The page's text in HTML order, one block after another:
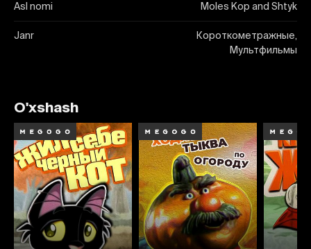
Asl nomi Moles Kop and Shtyk
Janr
Короткометражные,
Мультфильмы
O'xshash